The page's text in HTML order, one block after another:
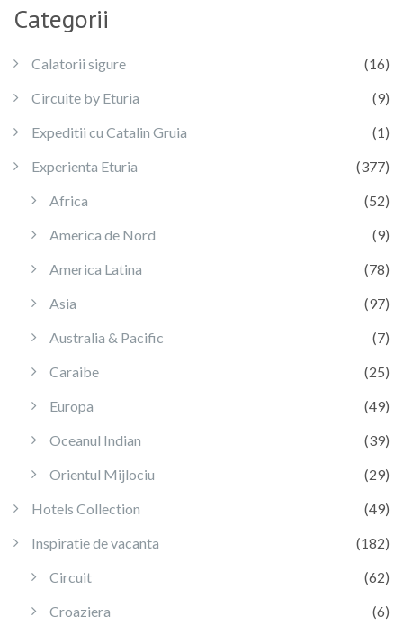
Categorii
Calatorii sigure
(16)
Circuite by Eturia
(9)
Expeditii cu Catalin Gruia
(1)
Experienta Eturia
(377)
Africa
(52)
America de Nord
(9)
America Latina
(78)
Asia
(97)
Australia & Pacific
(7)
Caraibe
(25)
Europa
(49)
Oceanul Indian
(39)
Orientul Mijlociu
(29)
Hotels Collection
(49)
Inspiratie de vacanta
(182)
Circuit
(62)
Croaziera
(6)